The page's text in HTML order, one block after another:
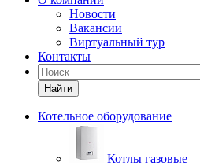
Новости
Вакансии
Виртуальный тур
Контакты
Найти
Котельное оборудование
Котлы газовые